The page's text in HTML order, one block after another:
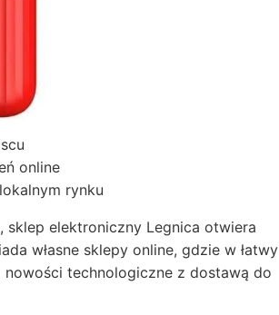
online
rynku
elektroniczny Legnica otwiera
własne sklepy online, gdzie w łatwy
technologiczne z dostawą do